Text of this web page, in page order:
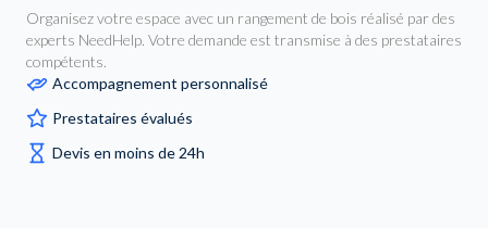
Organisez votre espace avec un rangement de bois réalisé par des
experts NeedHelp. Votre demande est transmise à des prestataires
compétents.
Accompagnement personnalisé
Prestataires évalués
Devis en moins de 24h